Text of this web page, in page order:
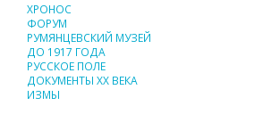
ХРОНОС
ФОРУМ
РУМЯНЦЕВСКИЙ МУЗЕЙ
ДО 1917 ГОДА
РУССКОЕ ПОЛЕ
ДОКУМЕНТЫ XX ВЕКА
ИЗМЫ